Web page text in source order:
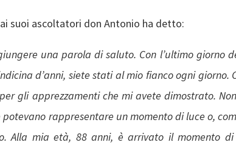
suoi ascoltatori don Antonio ha detto:
una parola di saluto. Con l’ultimo giorno
d’anni, siete stati al mio fianco ogni giorno.
gli apprezzamenti che mi avete dimostrato.
rappresentare un momento di luce o,
Alla mia età, 88 anni, è arrivato il momento